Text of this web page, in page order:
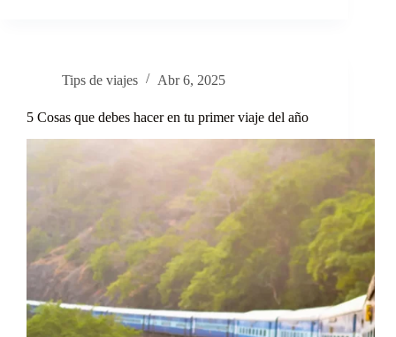
desde
Nicaragua
Tips de viajes Abr 6, 2025
5 Cosas que debes hacer en tu primer viaje del año